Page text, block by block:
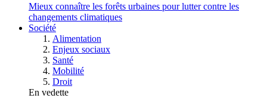
Mieux connaître les forêts urbaines pour lutter contre les
changements climatiques
Société
Alimentation
Enjeux sociaux
Santé
Mobilité
Droit
En vedette